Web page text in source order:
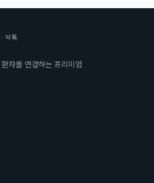
닥톡
자를 연결하는 프리미엄